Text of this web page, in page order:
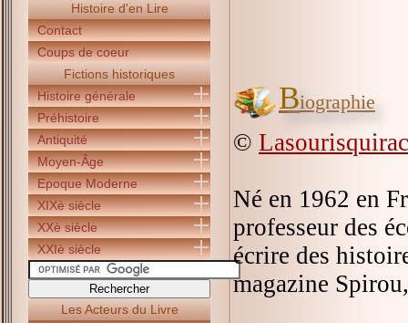
Histoire d'en Lire
Contact
Coups de coeur
Fictions historiques
Histoire générale
Préhistoire
Antiquité
Moyen-Âge
Epoque Moderne
XIXè siècle
XXè siècle
XXIè siècle
Les Acteurs du Livre
Biographie
©
Né en 1962 en
professeur des
écrire des
magazine